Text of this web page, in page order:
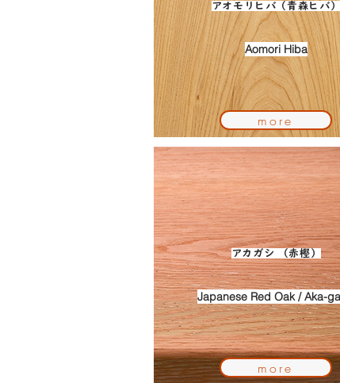
アオモリヒバ（青森ヒバ）
Aomori Hiba
more
アカガシ （赤樫）
Japanese Red Oak / Aka-
more